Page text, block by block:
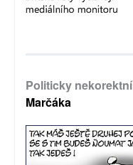
Politicky
Marčáka